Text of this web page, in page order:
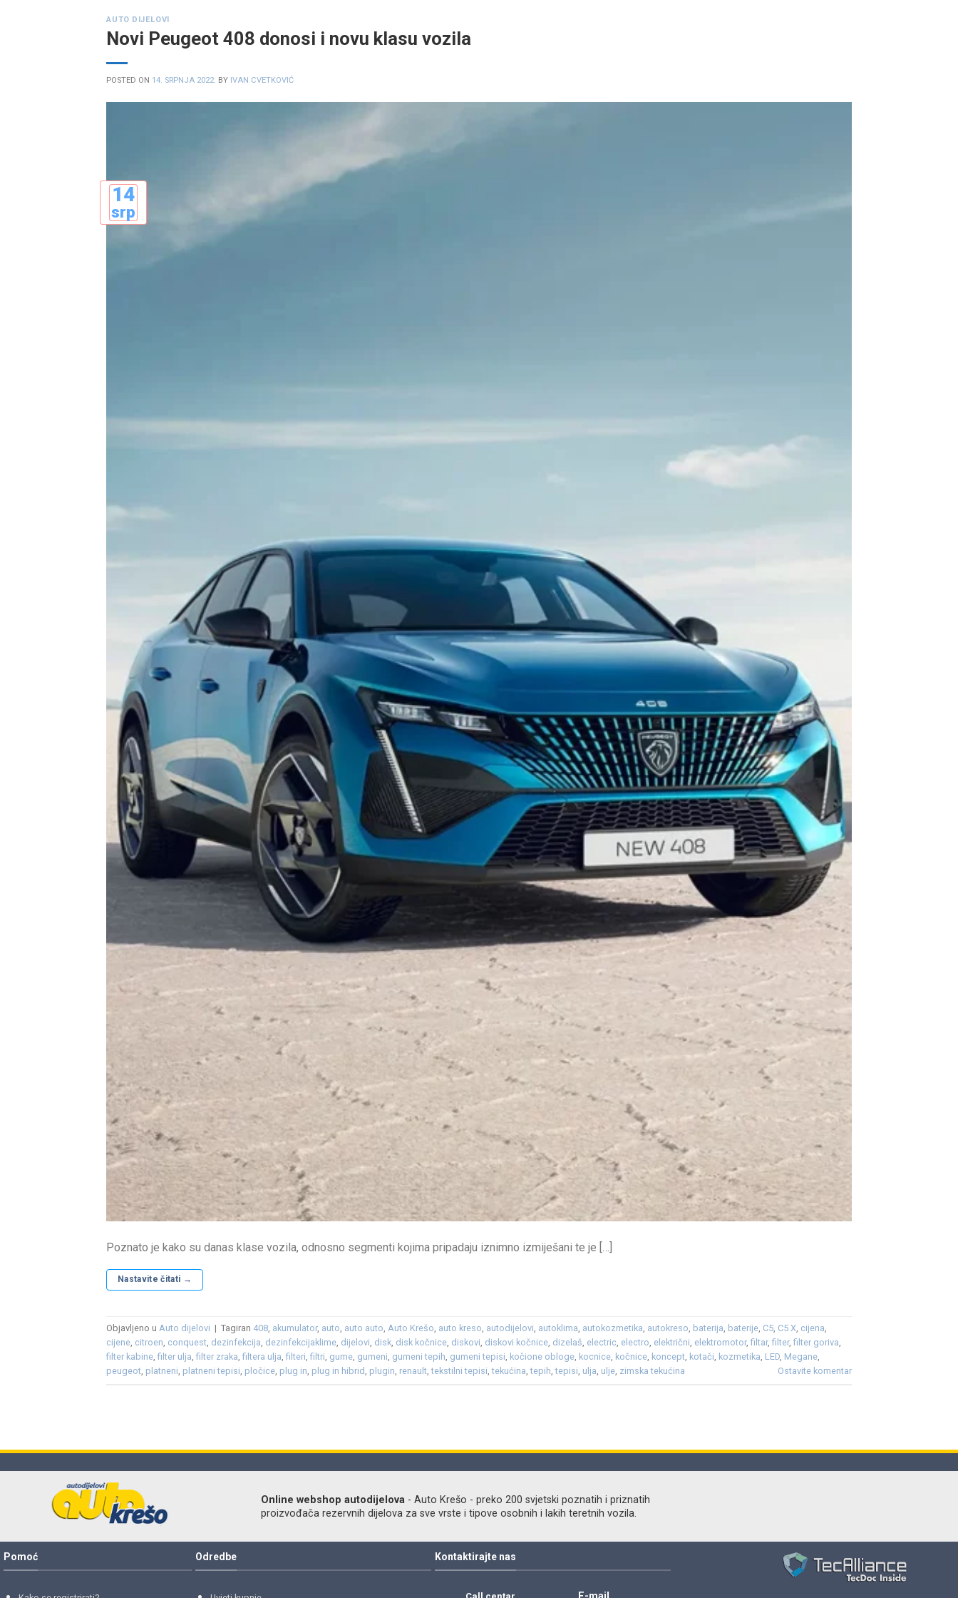
AUTO DIJELOVI
Novi Peugeot 408 donosi i novu klasu vozila
POSTED ON 14. SRPNJA 2022. BY IVAN CVETKOVIĆ
14
srp
Poznato je kako su danas klase vozila, odnosno segmenti kojima pripadaju iznimno izmiješani te je […]
Nastavite čitati →
Objavljeno uAuto dijelovi | Tagiran 408, akumulator, auto, auto auto,Auto Krešo, auto kreso, autodijelovi, autoklima, autokozmetika, autokreso, baterija, baterije, C5, C5 X, cijena,
cijene, citroen, conquest, dezinfekcija, dezinfekcijaklime, dijelovi, disk, disk kočnice, diskovi, diskovi kočnice, dizelaš, electric, electro, električni, elektromotor,filtar,filter,filter goriva,
filter kabine,filter ulja,filter zraka,filtera ulja,filteri,filtri, gume, gumeni, gumeni tepih, gumeni tepisi, kočione obloge, kocnice, kočnice, koncept, kotači, kozmetika, LED, Megane,
peugeot, platneni, platneni tepisi, pločice, plug in, plug in hibrid, plugin, renault,tekstilni tepisi,tekućina,tepih,tepisi, ulja, ulje, zimska tekućina Ostavite komentar
Online webshop autodijelova - Auto Krešo - preko 200 svjetski poznatih i priznatih
proizvođača rezervnih dijelova za sve vrste i tipove osobnih i lakih teretnih vozila.
Pomoć Odredbe Kontaktirajte nas